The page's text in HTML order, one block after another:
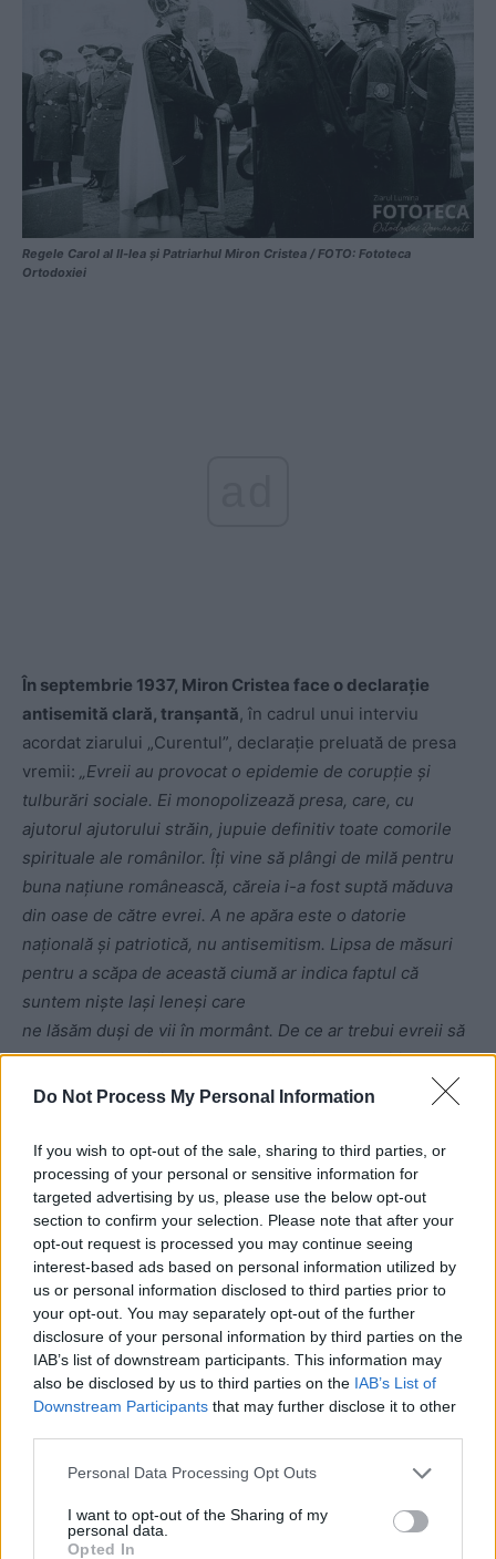
Do Not Process My Personal Information
If you wish to opt-out of the sale, sharing to third parties, or
processing of your personal or sensitive information for
targeted advertising by us, please use the below opt-out
section to confirm your selection. Please note that after your
opt-out request is processed you may continue seeing
interest-based ads based on personal information utilized by
us or personal information disclosed to third parties prior to
your opt-out. You may separately opt-out of the further
disclosure of your personal information by third parties on the
IAB’s list of downstream participants. This information may
also be disclosed by us to third parties on the IAB’s List of
Downstream Participants that may further disclose it to other
Personal Data Processing Opt Outs
I want to opt-out of the Sharing of my
personal data.
Opted In
Regele Carol al II-lea și Patriarhul Miron Cristea / FOTO: Fototeca
Ortodoxiei
În septembrie 1937, Miron Cristea face o declarație
antisemită clară, tranșantă, în cadrul unui interviu
acordat ziarului „Curentul”, declarație preluată de presa
vremii: „Evreii au provocat o epidemie de corupție și
tulburări sociale. Ei monopolizează presa, care, cu
ajutorul ajutorului străin, jupuie definitiv toate comorile
spirituale ale românilor. Îți vine să plângi de milă pentru
buna națiune românească, căreia i-a fost suptă măduva
din oase de către evrei. A ne apăra este o datorie
națională și patriotică, nu antisemitism. Lipsa de măsuri
pentru a scăpa de această ciumă ar indica faptul că
suntem niște lași leneși care
ne lăsăm duși de vii în mormânt. De ce ar trebui evreii să
se bucure de privilegiul de a trăi ca niște paraziți pe
spatele noastre? De ce nu ar trebui să scăpăm de acești
sfânt să reacționăm împotriva lor”.
Conform Raportului Final al Comisiei Internaționale
pentru Studierea Holocaustului în România, „Patriarhul
Miron Cristea nu a luat niciodată atitudine împotriva
antisemitismului. Dimpotrivă, el i-a demonizat pe evrei și
s-a pronunțat pentru îndepărtarea lor din România”.